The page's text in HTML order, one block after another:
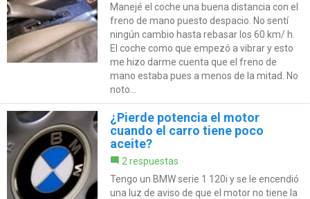
Manejé el coche una buena distancia con el
freno de mano puesto despacio. No sentí
ningún cambio hasta rebasar los 60 km/ h.
El coche como que empezó a vibrar y esto
me hizo darme cuenta que el freno de
mano estaba pues a menos de la mitad. No
noto...
¿Pierde potencia el motor
cuando el carro tiene poco
aceite?
2 respuestas
Tengo un BMW serie 1 120i y se le encendió
una luz de aviso de que el motor no tiene la